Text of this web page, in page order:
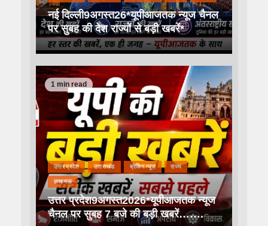
नई दिल्ली9अगस्त26*यूपीआजतक न्यूज चैनल
पर सुबह की देश राज्यों से बड़ी खबरें*
1 min read
उत्तर प्रदेश उत्तराखंड ब्रेकिंग न्यूज़ राज्य
लखनऊ
उत्तर प्रदेश9अगस्त2026*यूपीआजतक न्यूज
चैनल पर सुबह 7 बजे की बड़ी खबरें…….